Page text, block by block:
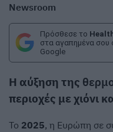
Newsroom
Πρόσθεσε το
στα αγαπημένα σου
Google
Η αύξηση της
περιοχές με χιόνι
Το 2025, η Ευρώπη σε